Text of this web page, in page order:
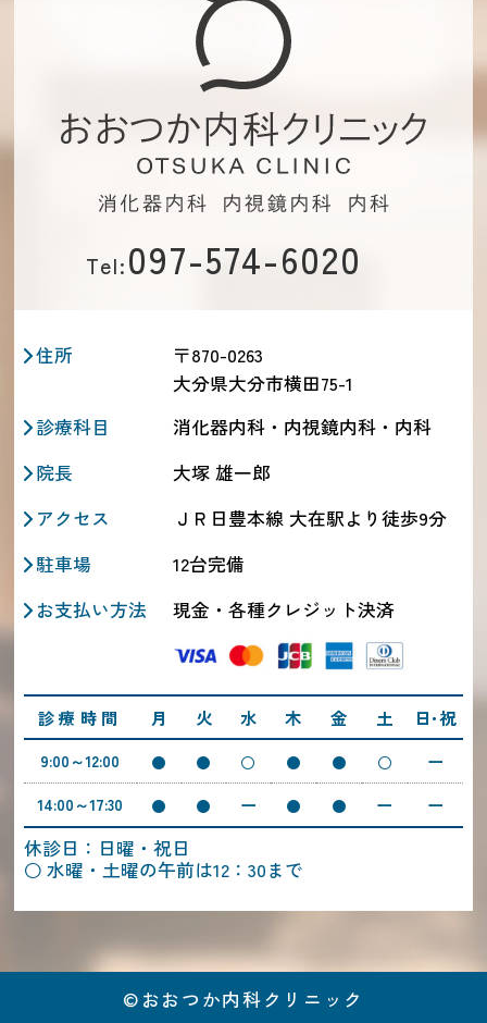
Tel:097-574-6020
住所
〒870-0263
大分県大分市横田75-1
診療科目
消化器内科・内視鏡内科・内科
院長
大塚 雄一郎
アクセス
ＪＲ日豊本線 大在駅より徒歩9分
駐車場
12台完備
お支払い方法
現金・各種クレジット決済
休診日：日曜・祝日
水曜・土曜の午前は12：30まで
診療時間 月 火 水 木 金 土 日･祝
9:00～12:00 ー
14:00～17:30 ー ー ー
©おおつか内科クリニック